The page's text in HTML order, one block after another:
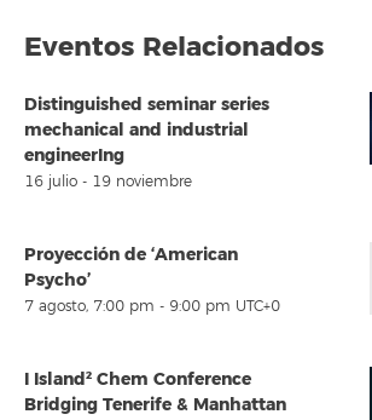
Eventos Relacionados
Distinguished seminar series
mechanical and industrial
engineerIng
16 julio - 19 noviembre
Proyección de ‘American
Psycho’
7 agosto, 7:00 pm - 9:00 pm UTC+0
I Island² Chem Conference
Bridging Tenerife & Manhattan